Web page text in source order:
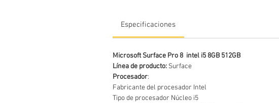
Especificaciones
Microsoft Surface Pro 8 intel i5 8GB 512GB
Línea de producto: Surface
Procesador:
Fabricante del procesador Intel
Tipo de procesador Núcleo i5